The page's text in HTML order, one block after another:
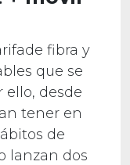
fibra y
que se
ello, desde
tener en
de
lanzan dos